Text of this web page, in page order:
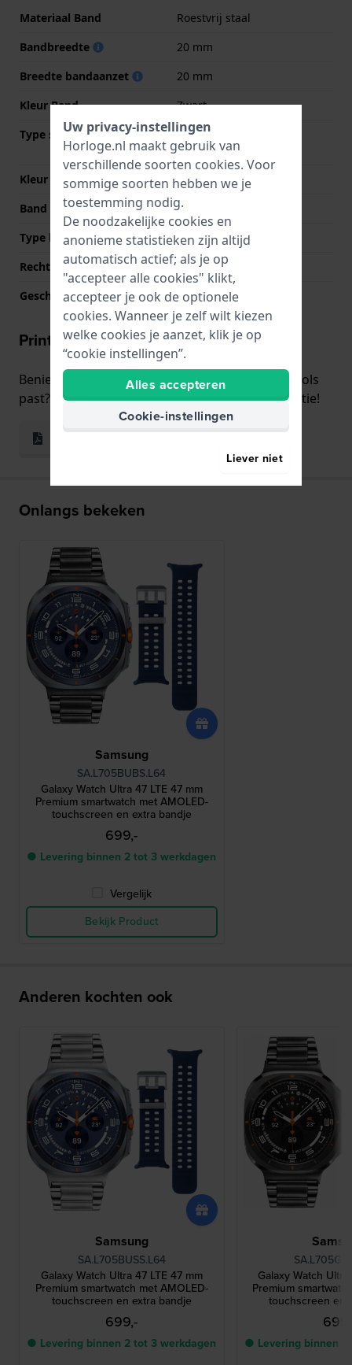
Materiaal Band
Roestvrij staal
Bandbreedte
20 mm
Breedte bandaanzet
20 mm
Kleur Band
Zwart
Type sluiting
Vouwsluiting met
drukknoppen
Kleur sluiting
Zwart
Band op maat gemaakt?
Ja
Type bevestiging
Quick release pushpins
Rechte bandaanzet
Nee
Geschikt voor polsomtrek
140 mm - 230 mm
Print & Pas
Benieuwd hoe het horloge qua formaat om je pols
past? Gebruik dan de handige print en pas functie!
Onlangs bekeken
Samsung
SA.L705BUBS.L64
Galaxy Watch Ultra 47 LTE 47 mm
Premium smartwatch met AMOLED-
touchscreen en extra bandje
699,-
● Levering binnen 2 tot 3 werkdagen
Vergelijk
Bekijk Product
Anderen kochten ook
Samsung
SA.L705BUSS.L64
Galaxy Watch Ultra 47 LTE 47 mm
Premium smartwatch met AMOLED-
touchscreen en extra bandje
699,-
● Levering binnen 2 tot 3 werkdagen
Galaxy Watch
Premium
touchscreen en
● Levering binnen
Uw privacy-instellingen
Horloge.nl maakt gebruik van
verschillende soorten cookies. Voor
sommige soorten hebben we je
toestemming nodig.
De noodzakelijke cookies en
anonieme statistieken zijn altijd
automatisch actief; als je op
"accepteer alle cookies" klikt,
accepteer je ook de optionele
cookies. Wanneer je zelf wilt kiezen
welke cookies je aanzet, klik je op
“cookie instellingen”.
Alles accepteren
Cookie-instellingen
Liever niet